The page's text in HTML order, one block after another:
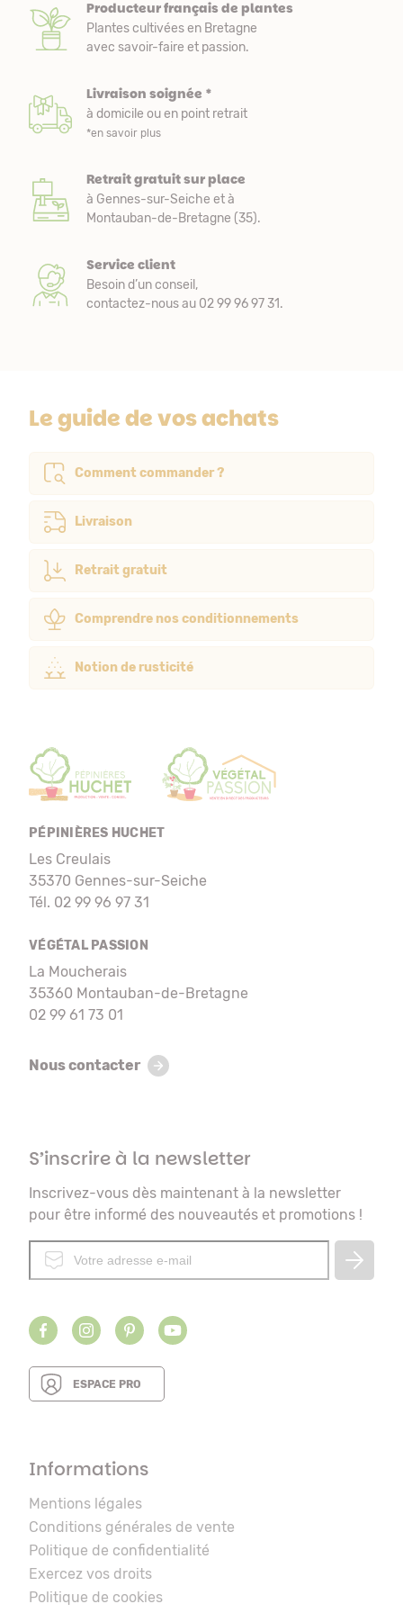
Producteur français de plantes
Plantes cultivées en Bretagne
avec savoir-faire et passion.
Livraison soignée *
à domicile ou en point retrait
*en savoir plus
Retrait gratuit sur place
à Gennes-sur-Seiche et à
Montauban-de-Bretagne (35).
Service client
Besoin d’un conseil,
contactez-nous au 02 99 96 97 31.
Le guide de vos achats
Comment commander ?
Livraison
Retrait gratuit
Comprendre nos conditionnements
Notion de rusticité
PÉPINIÈRES HUCHET
Les Creulais
35370 Gennes-sur-Seiche
Tél. 02 99 96 97 31
VÉGÉTAL PASSION
La Moucherais
35360 Montauban-de-Bretagne
02 99 61 73 01
Nous contacter
S’inscrire à la newsletter
Inscrivez-vous dès maintenant à la newsletter
pour être informé des nouveautés et promotions !
ESPACE PRO
Informations
Mentions légales
Conditions générales de vente
Politique de confidentialité
Exercez vos droits
Politique de cookies